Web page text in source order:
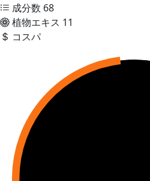
成分数 68
植物エキス 11
コスパ